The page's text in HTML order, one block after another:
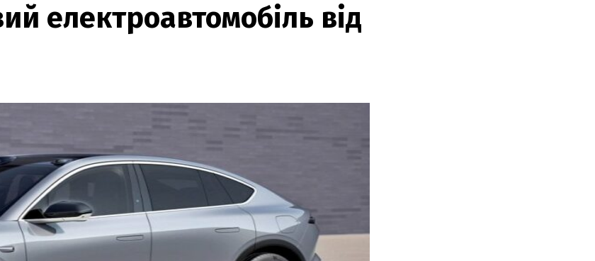
електроавтомобіль від